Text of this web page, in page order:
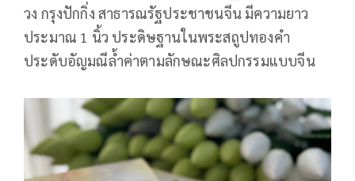
วง กรุงปักกิ่ง สาธารณรัฐประชาชนจีน มีความยาว
ประมาณ 1 นิ้ว ประดิษฐานในพระสถูปทองคำ
ประดับอัญมณีล้ำค่าตามลักษณะศิลปกรรมแบบจีน